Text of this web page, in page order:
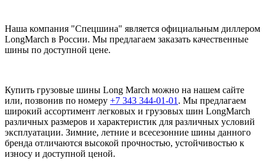
Наша компания "Спецшина" является официальным диллером
LongMarch в России. Мы предлагаем заказать качественные
шины по доступной цене.
Купить грузовые шины Long March можно на нашем сайте
или, позвонив по номеру +7 343 344-01-01 . Мы предлагаем
широкий ассортимент легковых и грузовых шин LongMarch
различных размеров и характеристик для различных условий
эксплуатации. Зимние, летние и всесезонние шины данного
бренда отличаются высокой прочностью, устойчивостью к
износу и доступной ценой.